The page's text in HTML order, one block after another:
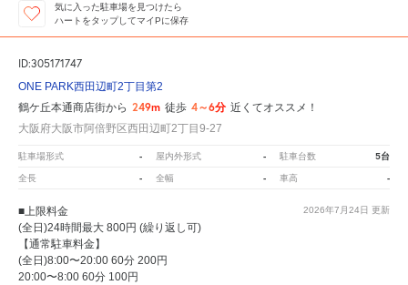
気に入った駐車場を見つけたら
ハートをタップしてマイPに保存
ID:305171747
ONE PARK西田辺町2丁目第2
鶴ケ丘本通商店街から 249m 徒歩 4～6分 近くてオススメ！
大阪府大阪市阿倍野区西田辺町2丁目9-27
駐車場形式 - 屋内外形式 - 駐車台数 5台
全長 - 全幅 - 車高 -
2026年7月24日 更新
■上限料金
(全日)24時間最大 800円 (繰り返し可)
【通常駐車料金】
(全日)8:00〜20:00 60分 200円
20:00〜8:00 60分 100円